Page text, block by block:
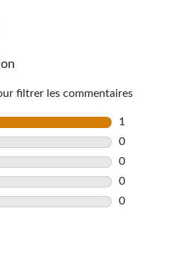
filtrer les commentaires
1
1
0
0
0
0
0
0
0